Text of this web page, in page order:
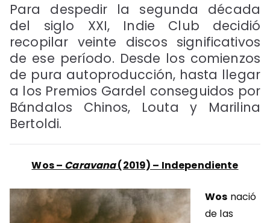
Para despedir la segunda década
del siglo XXI, Indie Club decidió
recopilar veinte discos significativos
de ese período. Desde los comienzos
de pura autoproducción, hasta llegar
a los Premios Gardel conseguidos por
Bándalos Chinos, Louta y Marilina
Bertoldi.
Wos – Caravana(2019) – Independiente
Wos nació
de las